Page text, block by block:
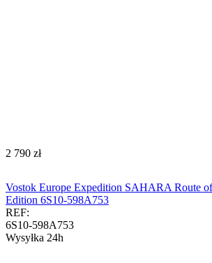
‍2 790‍ zł
Vostok Europe Expedition SAHARA Route
Edition 6S10-598A753
REF:
6S10-598A753
Wysyłka 24h